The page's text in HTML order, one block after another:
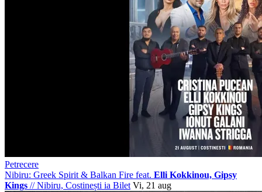
Petrecere
Nibiru: Greek Spirit & Balkan Fire feat. Elli Kokkinou, Gipsy
Kings //Nibiru, Costinești ia Bilet Vi, 21 aug